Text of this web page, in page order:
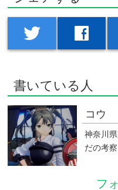
twitter facebook
書いている人
コウ
神奈川
だの考
フ